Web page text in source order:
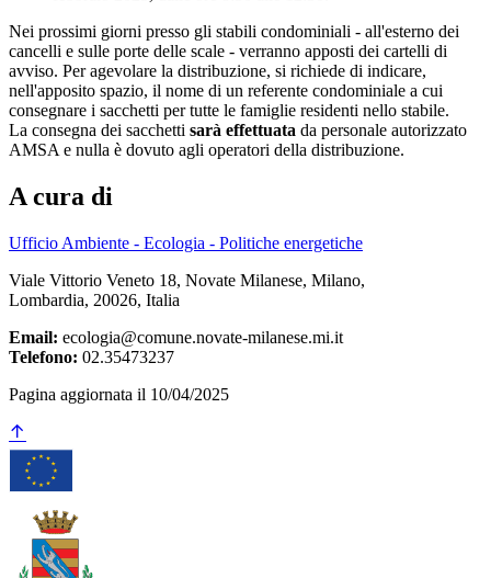
Nei prossimi giorni presso gli stabili condominiali - all'esterno dei
cancelli e sulle porte delle scale - verranno apposti dei cartelli di
avviso. Per agevolare la distribuzione, si richiede di indicare,
nell'apposito spazio, il nome di un referente condominiale a cui
consegnare i sacchetti per tutte le famiglie residenti nello stabile.
La consegna dei sacchetti sarà effettuata da personale autorizzato
AMSA e nulla è dovuto agli operatori della distribuzione.
A cura di
Ufficio Ambiente - Ecologia - Politiche energetiche
Viale Vittorio Veneto 18, Novate Milanese, Milano,
Lombardia, 20026, Italia
Email: ecologia@comune.novate-milanese.mi.it
Telefono: 02.35473237
Pagina aggiornata il 10/04/2025